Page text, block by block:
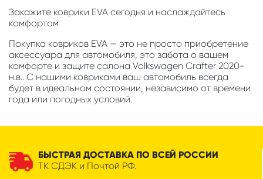
Закажите коврики EVA сегодня и наслаждайтесь
комфортом
Покупка ковриков EVA — это не просто приобретение
аксессуара для автомобиля, это забота о вашем
комфорте и защите салона Volkswagen Crafter 2020-
н.в.. С нашими ковриками ваш автомобиль всегда
будет в идеальном состоянии, независимо от времени
года или погодных условий.
БЫСТРАЯ ДОСТАВКА ПО ВСЕЙ РОССИИ
ТК СДЭК и Почтой РФ.